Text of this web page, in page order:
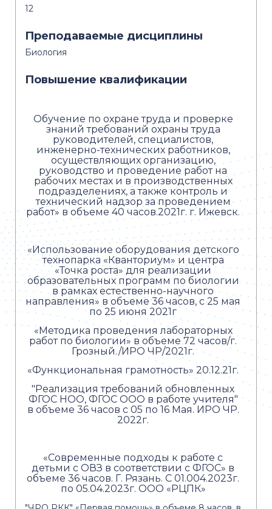
12
Преподаваемые дисциплины
Биология
Повышение квалификации
Обучение по охране труда и проверке
знаний требований охраны труда
руководителей, специалистов,
инженерно-технических работников,
осуществляющих организацию,
руководство и проведение работ на
рабочих местах и в производственных
подразделениях, а также контроль и
технический надзор за проведением
работ» в объеме 40 часов.2021г. г. Ижевск.
«Использование оборудования детского
технопарка «Кванториум» и центра
«Точка роста» для реализации
образовательных программ по биологии
в рамках естественно-научного
направления» в объеме 36 часов, с 25 мая
по 25 июня 2021г
«Методика проведения лабораторных
работ по биологии» в объеме 72 часов/г.
Грозный./ИРО ЧР/2021г.
«Функциональная грамотность» 20.12.21г.
"Реализация требований обновленных
ФГОС НОО, ФГОС ООО в работе учителя"
в объеме 36 часов с 05 по 16 Мая. ИРО ЧР.
2022г.
«Современные подходы к работе с
детьми с ОВЗ в соответствии с ФГОС» в
объеме 36 часов. Г. Рязань. С 01.004.2023г.
по 05.04.2023г. ООО «РЦПК»